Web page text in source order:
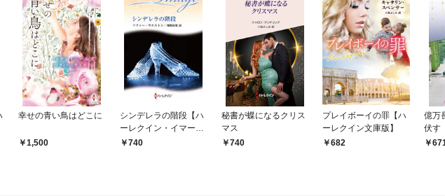
幸せの青い鳥はどこに
1,500
シンデレラの階段【ハ
ーレクイン・イマージ
ュ版】
740
秘書が蝶になるクリス
マス
740
プレイボーイの罪【ハ
ーレクイン文庫版】
682
億万
伏す